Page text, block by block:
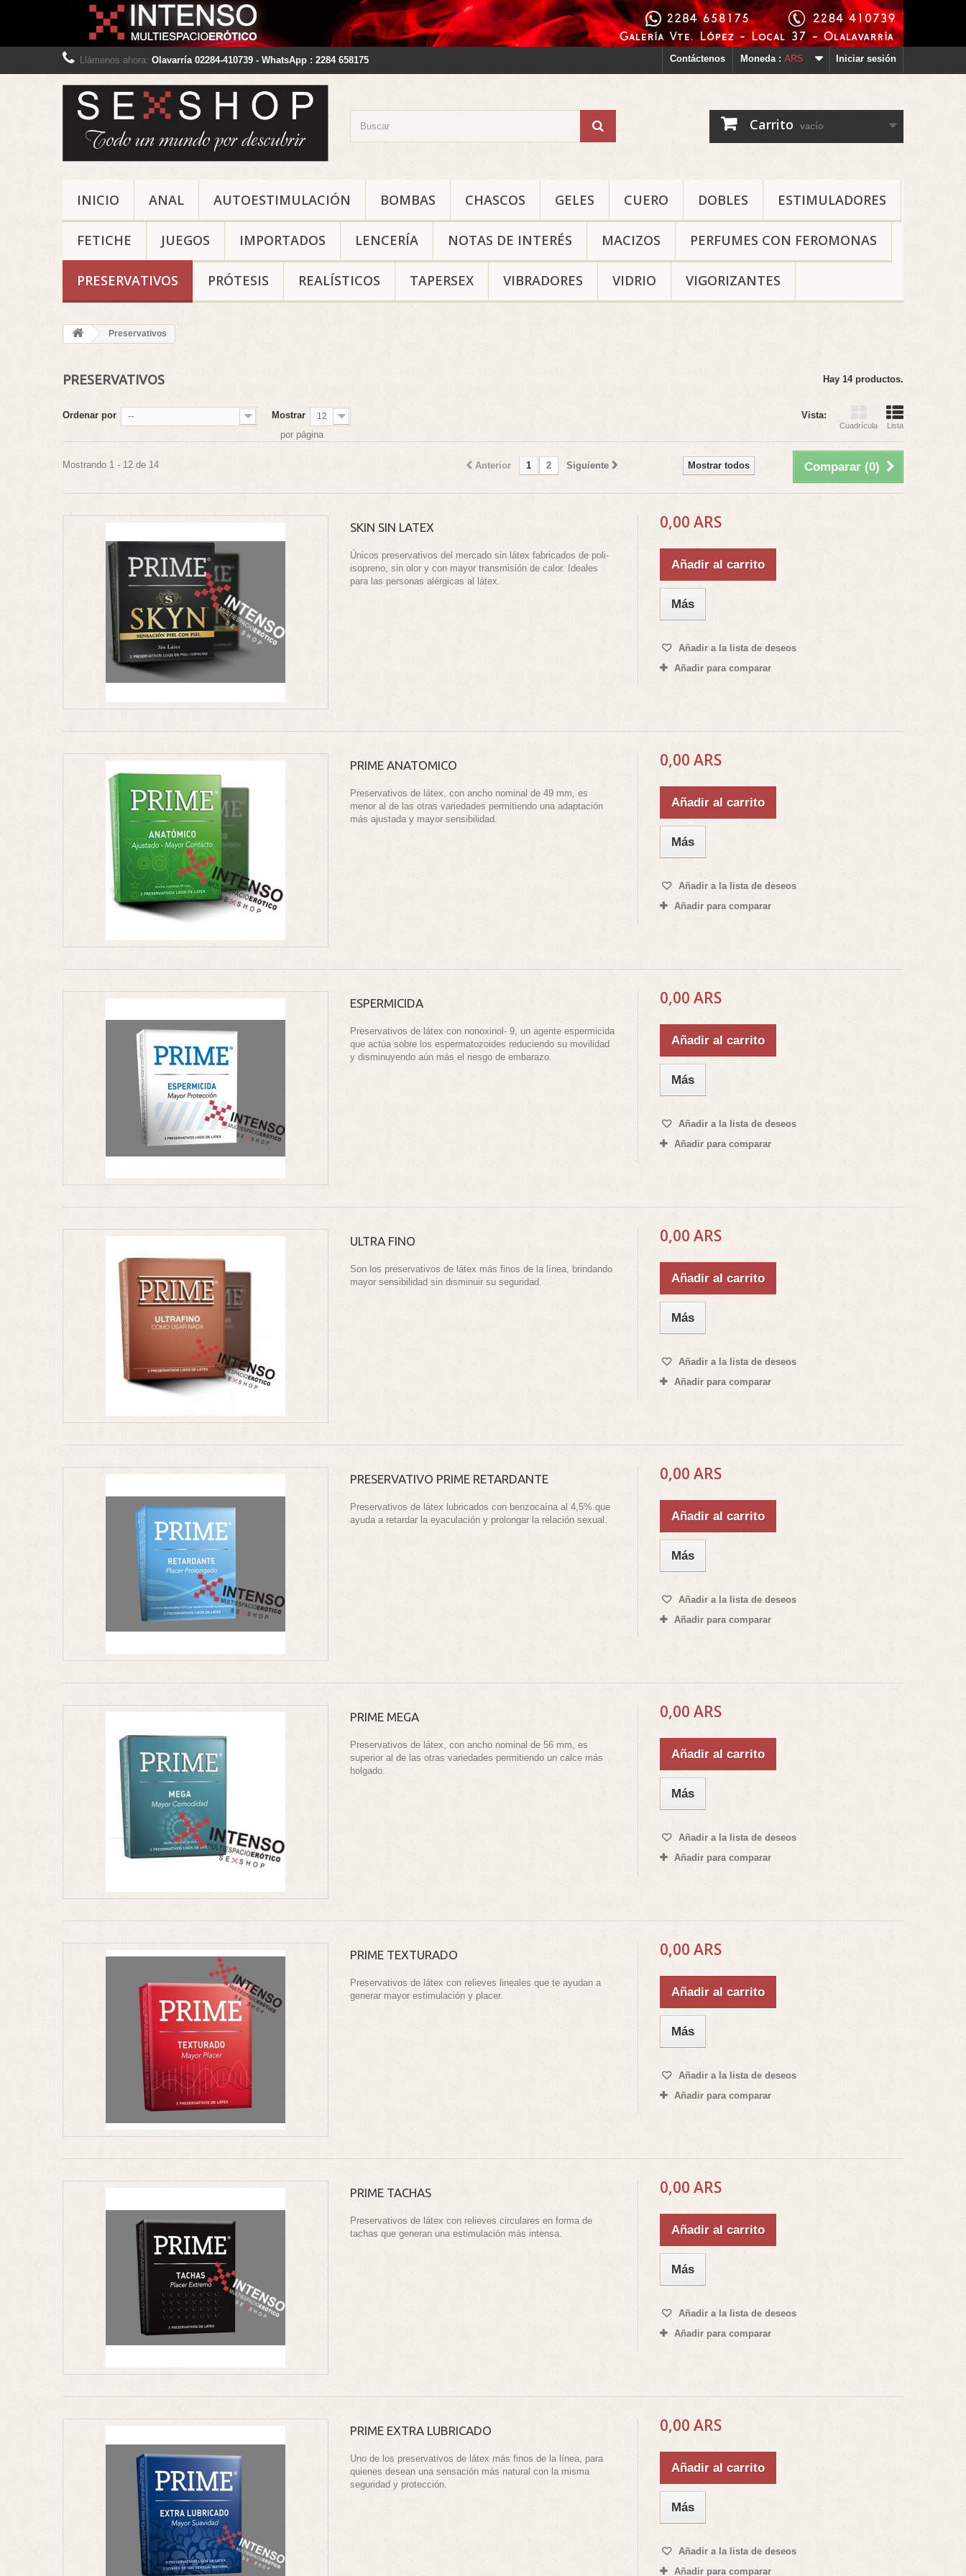
Iniciar sesión
Moneda : ARS
Contáctenos
Llámenos ahora: Olavarría 02284-410739 - WhatsApp : 2284 658175
Carrito vacío
INICIO ANAL AUTOESTIMULACIÓN BOMBAS CHASCOS GELES CUERO DOBLES ESTIMULADORES
FETICHE JUEGOS IMPORTADOS LENCERÍA NOTAS DE INTERÉS MACIZOS PERFUMES CON FEROMONAS
PRESERVATIVOS PRÓTESIS REALÍSTICOS TAPERSEX VIBRADORES VIDRIO VIGORIZANTES
Preservativos
PRESERVATIVOS Hay 14 productos.
Vista:
Cuadrícula Lista
Ordenar por -- Mostrar 12
por página
Comparar (0)
Mostrar todos
Anterior 1 2 Siguiente
Mostrando 1 - 12 de 14
SKIN SIN LATEX
Únicos preservativos del mercado sin látex fabricados de poli-
isopreno, sin olor y con mayor transmisión de calor. Ideales
para las personas alérgicas al látex.
0,00 ARS
Añadir al carrito
Más
Añadir a la lista de deseos
Añadir para comparar
PRIME ANATOMICO
Preservativos de látex, con ancho nominal de 49 mm, es
menor al de las otras variedades permitiendo una adaptación
más ajustada y mayor sensibilidad.
0,00 ARS
Añadir al carrito
Más
Añadir a la lista de deseos
Añadir para comparar
ESPERMICIDA
Preservativos de látex con nonoxinol- 9, un agente espermicida
que actúa sobre los espermatozoides reduciendo su movilidad
y disminuyendo aún más el riesgo de embarazo.
0,00 ARS
Añadir al carrito
Más
Añadir a la lista de deseos
Añadir para comparar
ULTRA FINO
Son los preservativos de látex más finos de la línea, brindando
mayor sensibilidad sin disminuir su seguridad.
0,00 ARS
Añadir al carrito
Más
Añadir a la lista de deseos
Añadir para comparar
PRESERVATIVO PRIME RETARDANTE
Preservativos de látex lubricados con benzocaína al 4,5% que
ayuda a retardar la eyaculación y prolongar la relación sexual.
0,00 ARS
Añadir al carrito
Más
Añadir a la lista de deseos
Añadir para comparar
PRIME MEGA
Preservativos de látex, con ancho nominal de 56 mm, es
superior al de las otras variedades permitiendo un calce más
holgado.
0,00 ARS
Añadir al carrito
Más
Añadir a la lista de deseos
Añadir para comparar
PRIME TEXTURADO
Preservativos de látex con relieves lineales que te ayudan a
generar mayor estimulación y placer.
0,00 ARS
Añadir al carrito
Más
Añadir a la lista de deseos
Añadir para comparar
PRIME TACHAS
Preservativos de látex con relieves circulares en forma de
tachas que generan una estimulación más intensa.
0,00 ARS
Añadir al carrito
Más
Añadir a la lista de deseos
Añadir para comparar
PRIME EXTRA LUBRICADO
Uno de los preservativos de látex más finos de la línea, para
quienes desean una sensación más natural con la misma
seguridad y protección.
0,00 ARS
Añadir al carrito
Más
Añadir a la lista de deseos
Añadir para comparar